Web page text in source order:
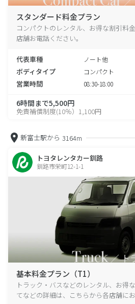
スタンダード料金プラン
コンパクトのレンタル、お得な割引料
店舗お電話ください。
代表車種 ノート他
ボディタイプ コンパクト
営業時間 08:30-18:00
6時間まで5,500円
免責補償制度(10％）1,100円
新富士駅から 3164m
トヨタレンタカー釧路
釧路市栄町12-1-1
基本料金プラン（T1）
トラック・バスなどのレンタル、お得
てなどの詳細は、こちらから各店舗にお